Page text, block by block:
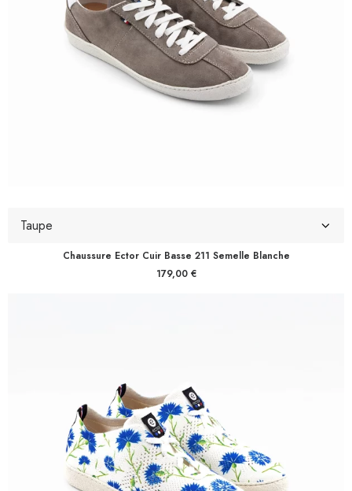
Chaussure Ector Cuir Basse 211 Semelle Blanche
179,00 €